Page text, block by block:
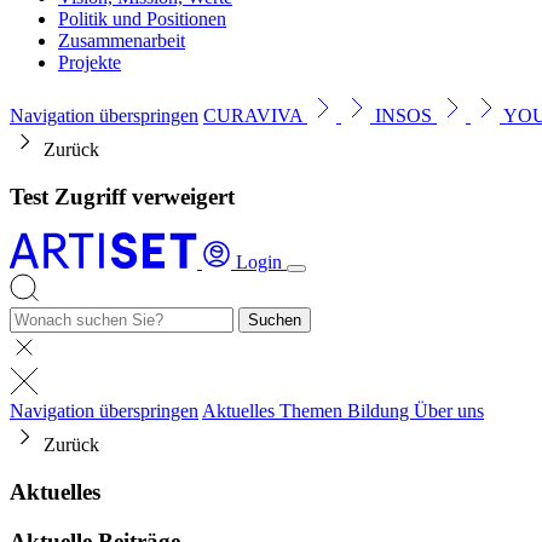
Politik und Positionen
Zusammenarbeit
Projekte
Navigation überspringen CURAVIVA INSOS
Zurück
Test Zugriff verweigert
Login
Suchen
Navigation überspringen Aktuelles Themen Bildung Über uns
Zurück
Aktuelles